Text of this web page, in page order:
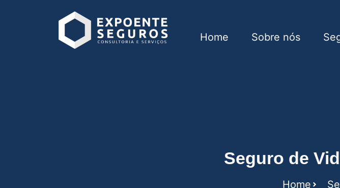
Home Sobre nós
Seguro de
Home